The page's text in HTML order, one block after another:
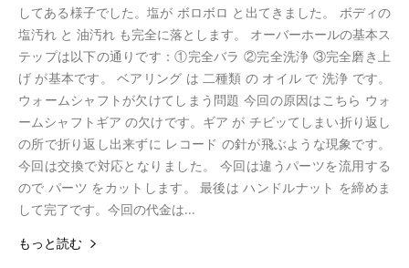
してある様子でした。塩が ボロボロ と出てきました。 ボディの
塩汚れ と 油汚れ も完全に落とします。 オーバーホールの基本ス
テップは以下の通りです：①完全バラ ②完全洗浄 ③完全磨き上
げ が基本です。 ベアリング は 二種類 の オイル で 洗浄 です。
ウォームシャフトが欠けてしまう問題 今回の原因はこちら ウォ
ームシャフトギア の欠けです。ギア が チビッてしまい折り返し
の所で折り返し出来ずに レコード の針が飛ぶような現象です。
今回は交換で対応となりました。 今回は違うパーツを流用する
ので パーツ をカットします。 最後は ハンドルナット を締めま
して完了です。今回の代金は...
もっと読む